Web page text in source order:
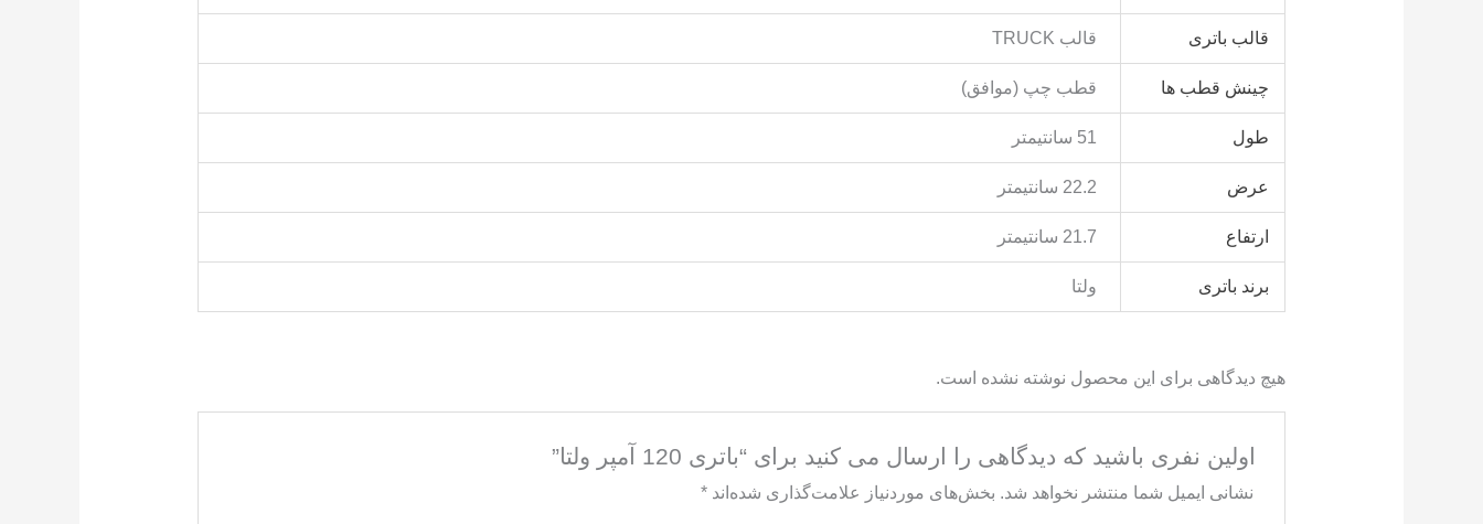
قالب باتری قالب TRUCK
چینش قطب ها قطب چپ (موافق)
طول 51 سانتیمتر
عرض 22.2 سانتیمتر
ارتفاع 21.7 سانتیمتر
برند باتری ولتا
هیچ دیدگاهی برای این محصول نوشته نشده است.
اولین نفری باشید که دیدگاهی را ارسال می کنید برای “باتری 120 آمپر ولتا”
نشانی ایمیل شما منتشر نخواهد شد. بخش‌های موردنیاز علامت‌گذاری شده‌اند*